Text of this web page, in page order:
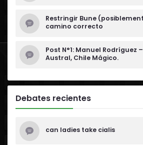
Restringir Bune
camino correcto
Post N°1: Manuel Rodríguez
Austral, Chile Mágico.
Debates recientes
can ladies take cialis